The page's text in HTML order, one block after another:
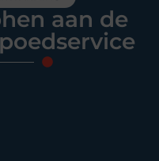
aan de